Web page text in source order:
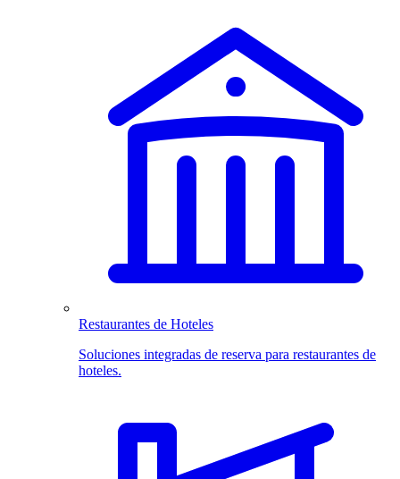
Restaurantes de Hoteles
Soluciones integradas de reserva para restaurantes de
hoteles.